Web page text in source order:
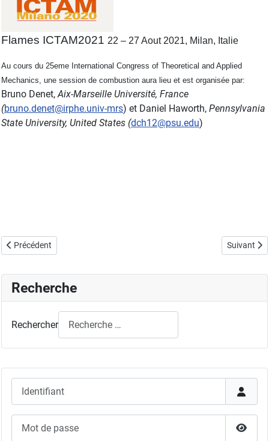
Flames ICTAM2021 22 – 27 Aout 2021, Milan, Italie
Au cours du 25eme International Congress of Theoretical and Applied
Mechanics, une session de combustion aura lieu et est organisée par:
Bruno Denet,Aix-Marseille Université, France
(bruno.denet@irphe.univ-mrs) et Daniel Haworth, Pennsylvania
State University, United States (dch12@psu.edu)
Article précédent : 39th International Symposium on Combustion
Précédent Article
Suivant
Recherche
Rechercher